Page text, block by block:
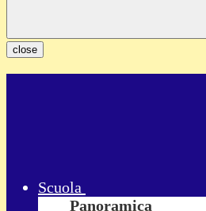
close
Scuola
Panoramica